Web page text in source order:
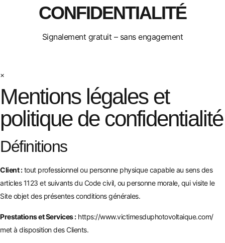
CONFIDENTIALITÉ
Signalement gratuit – sans engagement
×
Mentions légales et
politique de confidentialité
Définitions
Client :tout professionnel ou personne physique capable au sens des
articles 1123 et suivants du Code civil, ou personne morale, qui visite le
Site objet des présentes conditions générales.
Prestations et Services : https://www.victimesduphotovoltaique.com/
met à disposition des Clients.